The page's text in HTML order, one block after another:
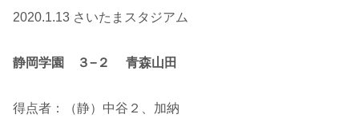
2020.1.13 さいたまスタジアム
静岡学園 ３−２ 青森山田
得点者：（静）中谷２、加納